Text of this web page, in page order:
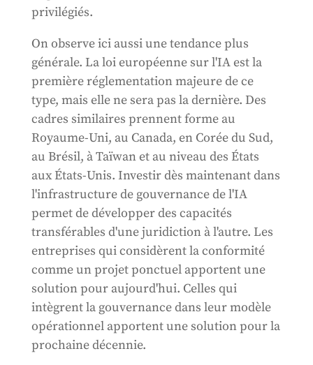
privilégiés.
On observe ici aussi une tendance plus
générale. La loi européenne sur l'IA est la
première réglementation majeure de ce
type, mais elle ne sera pas la dernière. Des
cadres similaires prennent forme au
Royaume-Uni, au Canada, en Corée du Sud,
au Brésil, à Taïwan et au niveau des États
aux États-Unis. Investir dès maintenant dans
l'infrastructure de gouvernance de l'IA
permet de développer des capacités
transférables d'une juridiction à l'autre. Les
entreprises qui considèrent la conformité
comme un projet ponctuel apportent une
solution pour aujourd'hui. Celles qui
intègrent la gouvernance dans leur modèle
opérationnel apportent une solution pour la
prochaine décennie.